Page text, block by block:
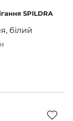
SPILDRA
білий